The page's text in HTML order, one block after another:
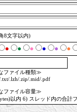
8文字以内)
● ● ● ● ● ●
ファイル種類≫
.lzh/.zip/.mid/.pdf
ファイル容量≫
以内 6) スレッド内の合計